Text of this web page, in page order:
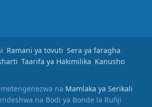
Ramani ya tovuti Sera ya faragha
Taarifa ya Hakimilika Kanusho
na Mamlaka ya Serikali
na Bodi ya Bonde la Rufiji